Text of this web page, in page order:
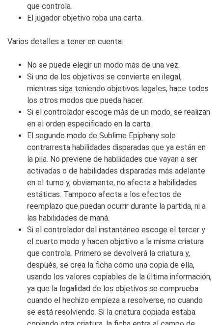
que controla.
El jugador objetivo roba una carta.
Varios detalles a tener en cuenta:
No se puede elegir un modo más de una vez.
Si uno de los objetivos se convierte en ilegal,
mientras siga teniendo objetivos legales, hace todos
los otros modos que pueda hacer.
Si el controlador escoge más de un modo, se realizan
en el orden especificado en la carta.
El segundo modo de Sublime Epiphany solo
contrarresta habilidades disparadas que ya están en
la pila. No previene de habilidades que vayan a ser
activadas o de habilidades disparadas más adelante
en el turno y, obviamente, no afecta a habilidades
estáticas. Tampoco afecta a los efectos de
reemplazo que puedan ocurrir durante la partida, ni a
las habilidades de maná.
Si el controlador del instantáneo escoge el tercer y
el cuarto modo y hacen objetivo a la misma criatura
que controla. Primero se devolverá la criatura y,
después, se crea la ficha como una copia de ella,
usando los valores copiables de la última información,
ya que la legalidad de los objetivos se comprueba
cuando el hechizo empieza a resolverse, no cuando
se está resolviendo. Si la criatura copiada estaba